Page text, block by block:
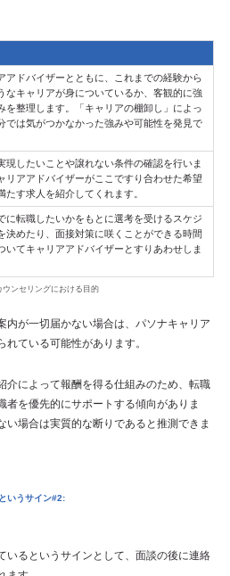
アドバイザーとともに、これまでの経験から
なキャリアが身についているか、客観的に強
を整理します。「キャリアの棚卸し」によっ
では気がつかなかった強みや可能性を発見で
現したいことや譲れない条件の確認を行いま
リアアドバイザーがここですり合わせた希望
たす求人を紹介してくれます。
に転職したいかをもとに選考を受けるスケジ
決めたり、面接対策に咲くことができる時間
いてキャリアアドバイザーとすりあわせしま
ウンセリングにおける目的
内が一切届かない場合は、パソナキャリア
ている可能性があります。
介によって報酬を得る仕組みのため、転職
者を優先的にサポートする傾向がありま
い場合は実質的な断りであると推測できま
いうサイン#2:
いるというサインとして、面談の後に連絡